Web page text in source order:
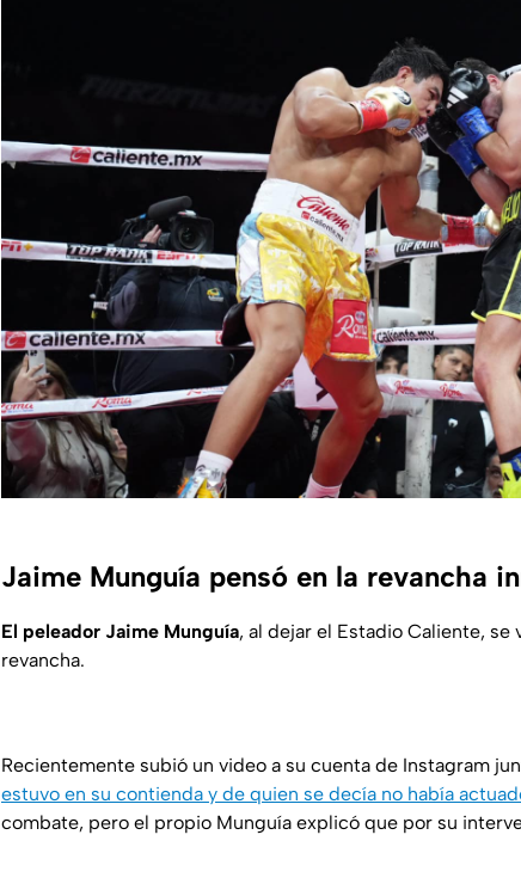
Jaime Munguía pensó en la revancha
El peleador Jaime Munguía, al dejar el Estadio Caliente,
revancha.
Recientemente subió un video a su cuenta de Instagram
estuvo en su contienda y de quien se decía no había
combate, pero el propio Munguía explicó que por su